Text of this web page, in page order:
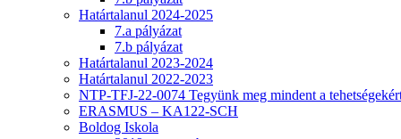
Határtalanul 2024-2025
7.a pályázat
7.b pályázat
Határtalanul 2023-2024
Határtalanul 2022-2023
NTP-TFJ-22-0074 Tegyünk meg mindent a
ERASMUS – KA122-SCH
Boldog Iskola